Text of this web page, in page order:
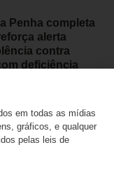
Penha completa
alerta
contra
deficiência
em todas as mídias
gráficos, e qualquer
pelas leis de